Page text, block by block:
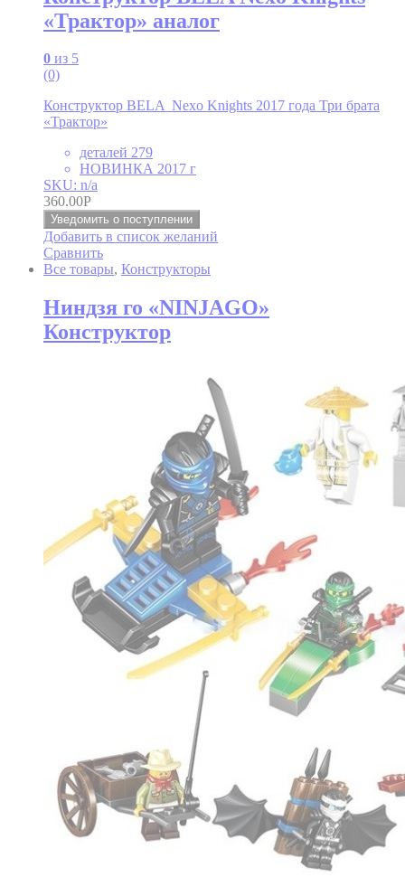
«Трактор» аналог
0 из 5
(0)
Конструктор BELA Nexo Knights 2017 года Три брата
«Трактор»
деталей 279
НОВИНКА 2017 г
SKU: n/a
360.00Р
Уведомить о поступлении
Добавить в список желаний
Сравнить
Все товары, Конструкторы
Ниндзя го «NINJAGO»
Конструктор